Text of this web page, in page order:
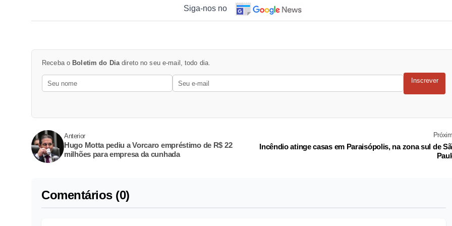
Siga-nos no
Receba o Boletim do Diadireto no seu e-mail, todo dia.
Inscrever
Anterior
Hugo Motta pediu a Vorcaro empréstimo de R$ 22
milhões para empresa da cunhada
Incêndio atinge casas em Paraisópolis, na zona sul de
Comentários (0)